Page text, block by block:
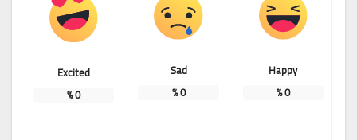
Happy
0
%
Sad
0
%
Excited
0
%